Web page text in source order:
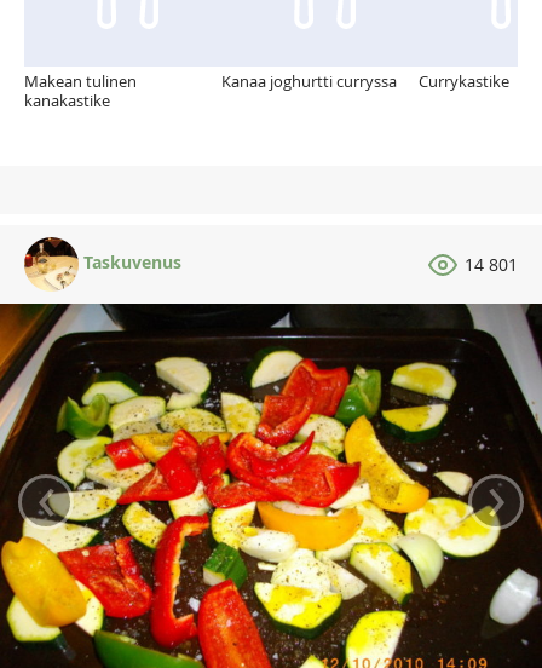
Makean tulinen
kanakastike
Kanaa joghurtti curryssa Currykastike
Taskuvenus 14 801
‹ ›